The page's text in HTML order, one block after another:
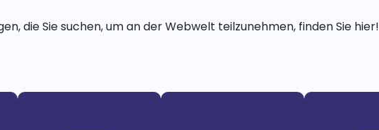
die Sie suchen, um an der Webwelt teilzunehmen, finden Sie hier!